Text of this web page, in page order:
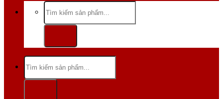
Tìm
kiếm:
Tìm
kiếm: